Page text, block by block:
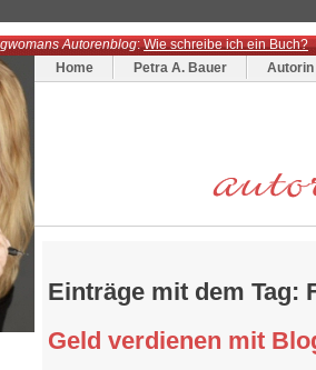
Autorenblog:Wie schreibe ich ein Buch?
Home
Petra A. Bauer Autorin
Einträge mit dem Tag:
Geld verdienen mit